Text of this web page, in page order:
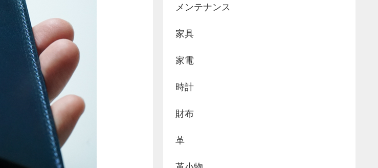
メンテナンス
家具
家電
時計
財布
革